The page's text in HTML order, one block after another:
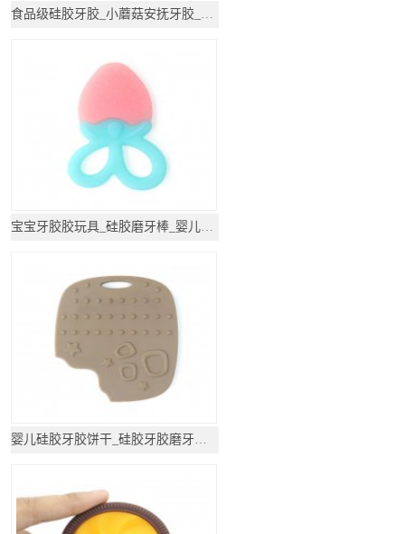
食品级硅胶牙胶_小蘑菇安抚牙胶_防吃手神器磨牙
宝宝牙胶胶玩具_硅胶磨牙棒_婴儿磨牙硅胶
婴儿硅胶牙胶饼干_硅胶牙胶磨牙棒_硅胶咬咬乐